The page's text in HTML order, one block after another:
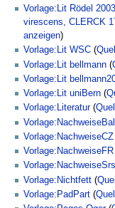
Vorlage:Lit Rödel
virescens, CLERCK
anzeigen)
Vorlage:Lit WSC (
Vorlage:Lit bellmann (
Vorlage:Lit
Vorlage:Lit uniBern (
Vorlage:Literatur(
Vorlage:NachweiseCZ
Vorlage:NachweiseFR
Vorlage:Nichtfett (
Vorlage:PadPart (